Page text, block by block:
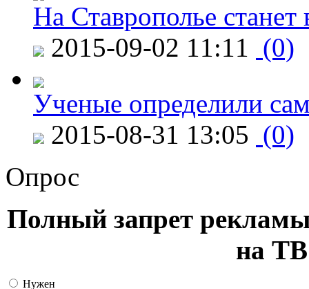
На Ставрополье
2015-09-02 11:11 (0)
Ученые определили
2015-08-31 13:05 (0)
Опрос
Полный запрет
на ТВ
Нужен